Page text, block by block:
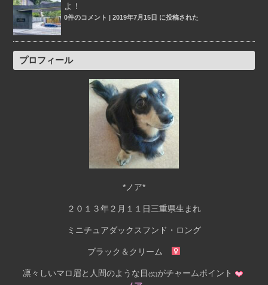
よ！
0件のコメント |2019年7月15日 に投稿された
プロフィール
*ノア*
２０１３年２月１１日三重県生まれ
ミニチュアダックスフンド・ロング
ブラック＆クリーム
凛々しいマロ眉と人間のような目 (笑)がチャームポイント